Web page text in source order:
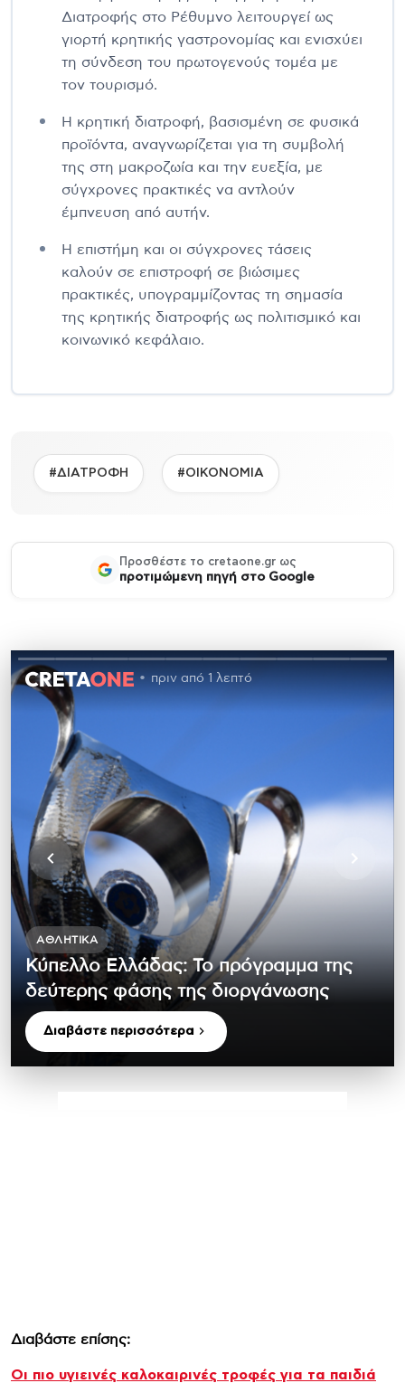
Διατροφής στο Ρέθυμνο λειτουργεί ως
γιορτή κρητικής γαστρονομίας και ενισχύει
τη σύνδεση του πρωτογενούς τομέα με
τον τουρισμό.
Η κρητική διατροφή, βασισμένη σε φυσικά
προϊόντα, αναγνωρίζεται για τη συμβολή
της στη μακροζωία και την ευεξία, με
σύγχρονες πρακτικές να αντλούν
έμπνευση από αυτήν.
Η επιστήμη και οι σύγχρονες τάσεις
καλούν σε επιστροφή σε βιώσιμες
πρακτικές, υπογραμμίζοντας τη σημασία
της κρητικής διατροφής ως πολιτισμικό και
κοινωνικό κεφάλαιο.
#ΔΙΑΤΡΟΦΗ #ΟΙΚΟΝΟΜΙΑ
Προσθέστε το cretaone.gr ως
προτιμώμενη πηγή στο Google
πριν από 1 λεπτό
ΑΘΛΗΤΙΚΆ
Κύπελλο Ελλάδας: Το πρόγραμμα της
δεύτερης φάσης της διοργάνωσης
Διαβάστε περισσότερα
Διαβάστε επίσης:
Οι πιο υγιεινές καλοκαιρινές τροφές για τα παιδιά